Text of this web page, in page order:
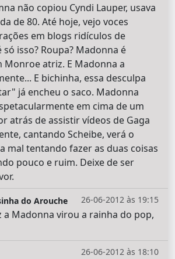
não copiou Cyndi Lauper, usava
de 80. Até hoje, vejo voces
em blogs ridículos de
só isso? Roupa? Madonna é
Monroe atriz. E Madonna a
E bichinha, essa desculpa
já encheu o saco. Madonna
em cima de um
atrás de assistir vídeos de Gaga
cantando Scheibe, verá o
mal tentando fazer as duas coisas
pouco e ruim. Deixe de ser
26-06-2012 às 19:15
do Arouche
a Madonna virou a rainha do pop,
26-06-2012 às 18:10